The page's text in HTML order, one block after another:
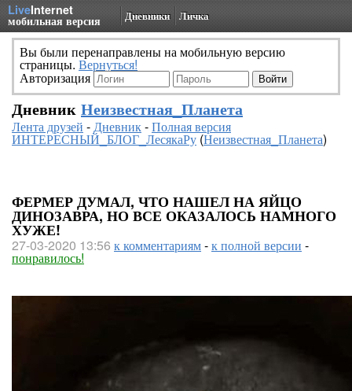
LiveInternet
мобильная версия Дневники Личка
Вы были перенаправлены на мобильную версию
страницы. Вернуться!
Авторизация
Дневник Неизвестная_Планета
Лента друзей -Дневник-Полная версия
ИНТЕРЕСНЫЙ_БЛОГ_ЛесякаРу(Неизвестная_Планета)
ФЕРМЕР ДУМАЛ, ЧТО НАШЕЛ НА ЯЙЦО
ДИНОЗАВРА, НО ВСЕ ОКАЗАЛОСЬ НАМНОГО
ХУЖЕ!
27-03-2020 13:56 к комментариям-к полной версии -
понравилось!